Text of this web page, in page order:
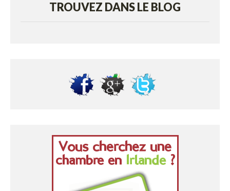
TROUVEZ DANS LE BLOG